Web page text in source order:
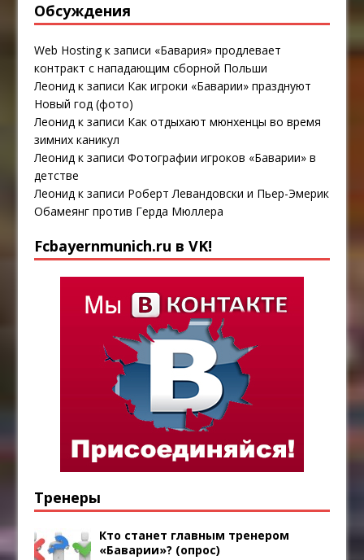
Обсуждения
Web Hostingк записи «Бавария» продлевает
контракт с нападающим сборной Польши
Леонид к записи Как игроки «Баварии» празднуют
Новый год (фото)
Леонид к записи Как отдыхают мюнхенцы во время
зимних каникул
Леонид к записиФотографии игроков «Баварии» в
детстве
Леонид к записи Роберт Левандовски и Пьер-Эмерик
Обамеянг против Герда Мюллера
Fcbayernmunich.ru в VK!
Тренеры
Кто станет главным тренером
«Баварии»? (опрос)